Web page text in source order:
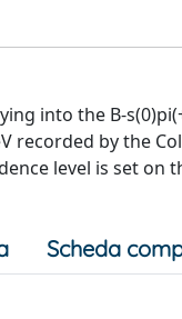
into the B-
recorded by the
level is set on
Scheda